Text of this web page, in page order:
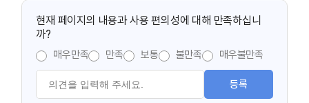
현재 페이지의 내용과 사용 편의성에 대해 만족하십니
까?
매우만족 만족 보통 불만족 매우불만족
등록